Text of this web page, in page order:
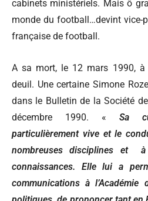
cabinets ministériels. Mais ô
monde du football…devint vice-
française de football.
A sa mort, le 12 mars 1990, à
deuil. Une certaine Simone
dans le Bulletin de la Société
décembre 1990. « Sa
particulièrement vive et le
nombreuses disciplines et
connaissances. Elle lui a
communications à